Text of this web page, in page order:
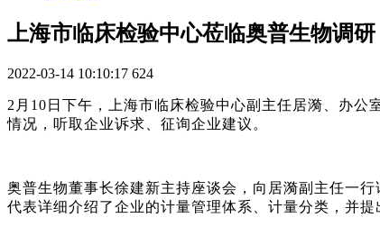
上海市临床检验中心莅临奥普生物调研
2022-03-14 10:10:17 624
2月 10 日下午，上海市临床检验中心副主任居漪、办
情况，听取企业诉求、征询企业建议。
奥普生物董事长徐建新主持座谈会，向居漪副主任一
代表详细介绍了企业的计量管理体系、计量分类，并